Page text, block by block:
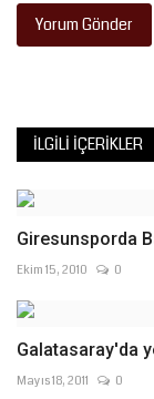
Yorum Gönder
İLGILI İÇERIKLER
Giresunsporda
Ekim 15, 2010 0
Galatasaray'da
Mayıs 18, 2011 0